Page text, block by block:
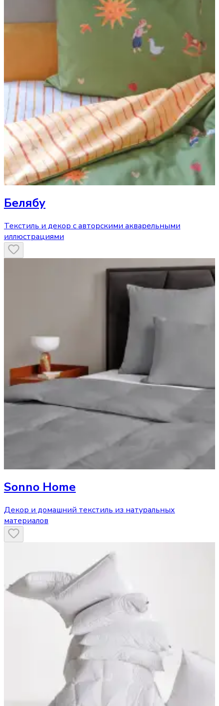
Белябу
Текстиль и декор с авторскими акварельными
иллюстрациями
Sonno Home
Декор и домашний текстиль из натуральных
материалов